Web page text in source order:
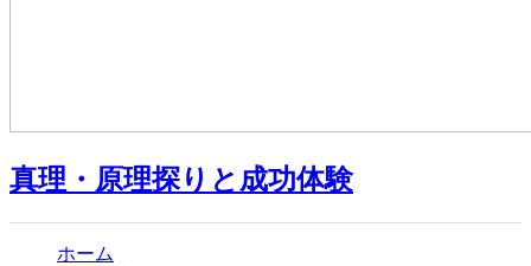
真理・原理探りと成功体験
ホーム